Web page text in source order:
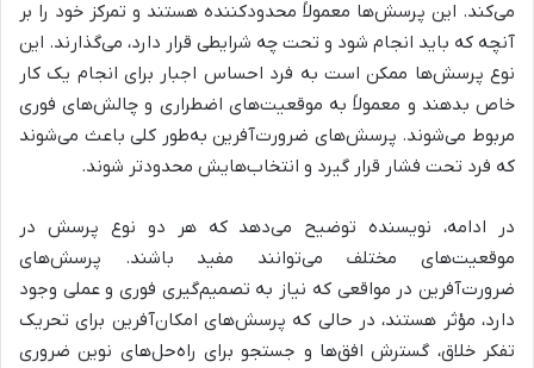
می‌کند. این پرسش‌ها معمولاً محدودکننده هستند و تمرکز خود را بر
آنچه که باید انجام شود و تحت چه شرایطی قرار دارد، می‌گذارند. این
نوع پرسش‌ها ممکن است به فرد احساس اجبار برای انجام یک کار
خاص بدهند و معمولاً به موقعیت‌های اضطراری و چالش‌های فوری
مربوط می‌شوند. پرسش‌های ضرورت‌آفرین به‌طور کلی باعث می‌شوند
که فرد تحت فشار قرار گیرد و انتخاب‌هایش محدودتر شوند.
در ادامه، نویسنده توضیح می‌دهد کههر دو نوع پرسش در
موقعیت‌های مختلف می‌توانند مفید باشند. پرسش‌های
ضرورت‌آفرین در مواقعی که نیاز به تصمیم‌گیری فوری و عملی وجود
دارد، مؤثر هستند، در حالی که پرسش‌های امکان‌آفرین برای تحریک
تفکر خلاق، گسترش افق‌ها و جستجو برای راه‌حل‌های نوین ضروری